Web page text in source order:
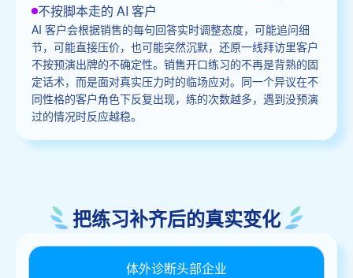
不按脚本走的 AI 客户
AI 客户会根据销售的每句回答实时调整态度，可能追问细
节，可能直接压价，也可能突然沉默，还原一线拜访里客户
不按预演出牌的不确定性。销售开口练习的不再是背熟的固
定话术，而是面对真实压力时的临场应对。同一个异议在不
同性格的客户角色下反复出现，练的次数越多，遇到没预演
过的情况时反应越稳。
把练习补齐后的真实变化
体外诊断头部企业